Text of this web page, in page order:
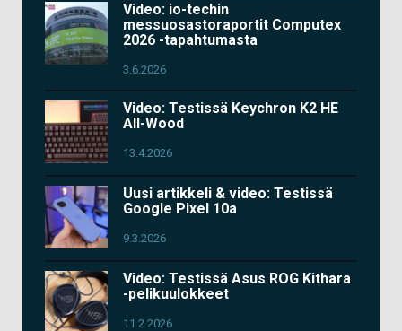
Video: io-techin
messuosastoraportit Computex
2026 -tapahtumasta
3.6.2026
Video: Testissä Keychron K2 HE
All-Wood
13.4.2026
Uusi artikkeli & video: Testissä
Google Pixel 10a
9.3.2026
Video: Testissä Asus ROG Kithara
-pelikuulokkeet
11.2.2026